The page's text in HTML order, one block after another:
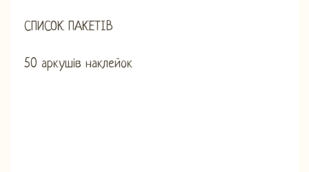
СПИСОК ПАКЕТІВ
50 аркушів наклейок